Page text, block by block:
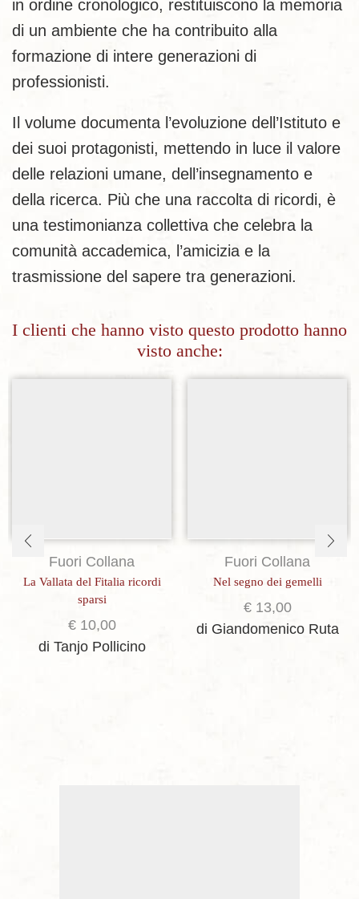
in ordine cronologico, restituiscono la memoria
di un ambiente che ha contribuito alla
formazione di intere generazioni di
professionisti.
Il volume documenta l’evoluzione dell’Istituto e
dei suoi protagonisti, mettendo in luce il valore
delle relazioni umane, dell’insegnamento e
della ricerca. Più che una raccolta di ricordi, è
una testimonianza collettiva che celebra la
comunità accademica, l’amicizia e la
trasmissione del sapere tra generazioni.
I clienti che hanno visto questo prodotto hanno
visto anche:
Fuori Collana
La Vallata del Fitalia ricordi
sparsi
€10,00
di Tanjo Pollicino
Fuori Collana
Nel segno dei gemelli
€13,00
di Giandomenico Ruta